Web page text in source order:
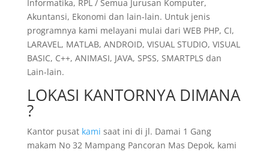
Informatika, RPL / Semua Jurusan Komputer,
Akuntansi, Ekonomi dan lain-lain. Untuk jenis
programnya kami melayani mulai dari WEB PHP, CI,
LARAVEL, MATLAB, ANDROID, VISUAL STUDIO, VISUAL
BASIC, C++, ANIMASI, JAVA, SPSS, SMARTPLS dan
Lain-lain.
LOKASI KANTORNYA DIMANA
?
Kantor pusat kami saat ini di jl. Damai 1 Gang
makam No 32 Mampang Pancoran Mas Depok, kami